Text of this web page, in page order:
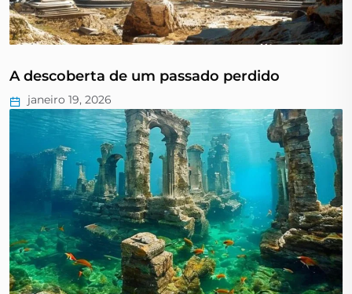
A descoberta de um passado perdido
janeiro 19, 2026